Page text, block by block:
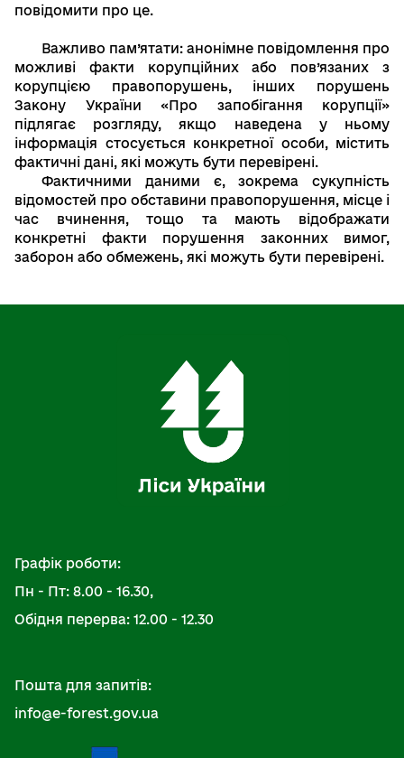
повідомити про це.
Важливо пам’ятати: анонімне повідомлення про
можливі факти корупційних або пов’язаних з
корупцією правопорушень, інших порушень
Закону України «Про запобігання корупції»
підлягає розгляду, якщо наведена у ньому
інформація стосується конкретної особи, містить
фактичні дані, які можуть бути перевірені.
Фактичними даними є, зокрема сукупність
відомостей про обставини правопорушення, місце і
час вчинення, тощо та мають відображати
конкретні факти порушення законних вимог,
заборон або обмежень, які можуть бути перевірені.
Графік роботи:
Пн - Пт: 8.00 - 16.30,
Обідня перерва: 12.00 - 12.30
Пошта для запитів:
info@e-forest.gov.ua